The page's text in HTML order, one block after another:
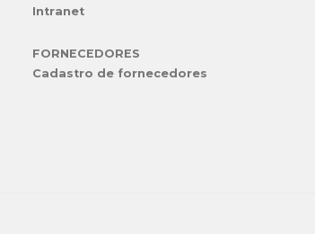
Intranet
FORNECEDORES
Cadastro de fornecedores